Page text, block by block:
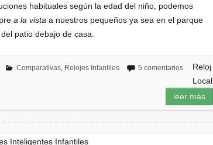
habituales según la edad del niño, podemos
a la vista a nuestros pequeños ya sea en el parque
patio debajo de casa.
Comparativas, Relojes Infantiles 5 comentarios
Reloj
Local
leer más
Inteligentes Infantiles